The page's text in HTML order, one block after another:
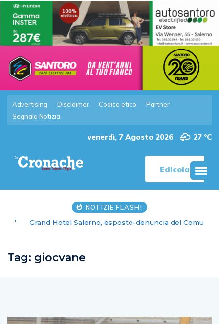
Advertising Disclaimer Codice etico
Partner
Segnala Notizia
venerdì, 7 Agosto 2026 27 °C
Edicola
NOTIZIE FLASH!
Grand Hotel Salerno, esposto-denuncia del Comune